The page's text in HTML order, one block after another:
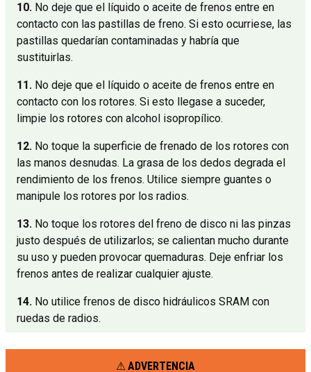
10. No deje que el líquido o aceite de frenos entre en
contacto con las pastillas de freno. Si esto ocurriese, las
pastillas quedarían contaminadas y habría que
sustituirlas.
11. No deje que el líquido o aceite de frenos entre en
contacto con los rotores. Si esto llegase a suceder,
limpie los rotores con alcohol isopropílico.
12. No toque la superficie de frenado de los rotores con
las manos desnudas. La grasa de los dedos degrada el
rendimiento de los frenos. Utilice siempre guantes o
manipule los rotores por los radios.
13. No toque los rotores del freno de disco ni las pinzas
justo después de utilizarlos; se calientan mucho durante
su uso y pueden provocar quemaduras. Deje enfriar los
frenos antes de realizar cualquier ajuste.
14. No utilice frenos de disco hidráulicos SRAM con
ruedas de radios.
ADVERTENCIA